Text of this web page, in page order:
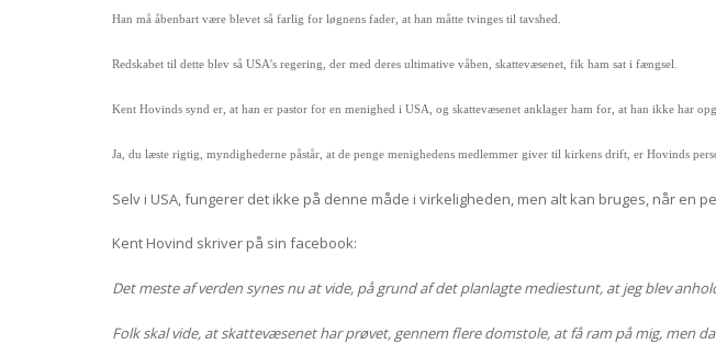
Han må åbenbart være blevet så farlig for løgnens fader, at han måtte tvinges til tavshed.
Redskabet til dette blev så USA's regering, der med deres ultimative våben, skattevæsenet, fik ham sat i fængsel.
Kent Hovinds synd er, at han er pastor for en menighed i USA, og skattevæsenet anklager ham for, at han ikke har
Ja, du læste rigtig, myndighederne påstår, at de penge menighedens medlemmer giver til kirkens drift, er Hovinds
Selv i USA, fungerer det ikke på denne måde i virkeligheden, men alt kan bruges, når en
Kent Hovind skriver på sin facebook:
Det meste af verden synes nu at vide, på grund af det planlagte mediestunt, at jeg blev
Folk skal vide, at skattevæsenet har prøvet, gennem flere domstole, at få ram på mig, men